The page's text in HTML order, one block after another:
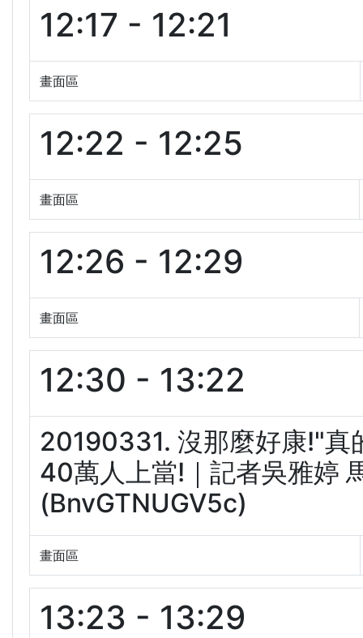
12:17 - 12:21
畫面區
12:22 - 12:25
畫面區
12:26 - 12:29
畫面區
12:30 - 13:22
20190331. 沒那麼好康!"真
40萬人上當!｜記者吳雅婷
(BnvGTNUGV5c)
畫面區
13:23 - 13:29